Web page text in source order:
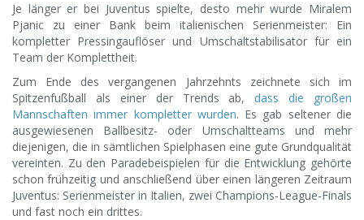
Je länger er bei Juventus spielte, desto mehr wurde Miralem
Pjanic zu einer Bank beim italienischen Serienmeister: Ein
kompletter Pressingauflöser und Umschaltstabilisator für ein
Team der Komplettheit.
Zum Ende des vergangenen Jahrzehnts zeichnete sich im
Spitzenfußball als einer der Trends ab, dass die großen
Mannschaften immer kompletter wurden. Es gab seltener die
ausgewiesenen Ballbesitz- oder Umschaltteams und mehr
diejenigen, die in sämtlichen Spielphasen eine gute Grundqualität
vereinten. Zu den Paradebeispielen für die Entwicklung gehörte
schon frühzeitig und anschließend über einen längeren Zeitraum
Juventus: Serienmeister in Italien, zwei Champions-League-Finals
und fast noch ein drittes.